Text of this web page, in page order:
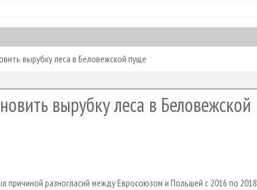
вырубку леса в Беловежской пуще
вырубку леса в Беловежской
разногласий между Евросоюзом и Польшей с 2016 по 2018